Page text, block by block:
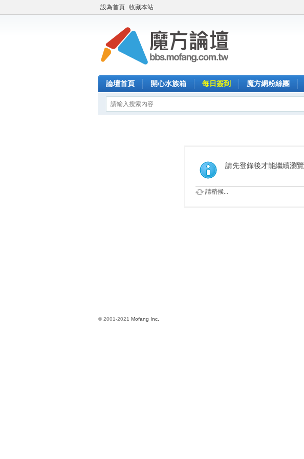
設為首頁 收藏本站
論壇首頁 開心水族箱 每日簽到 魔方網粉絲團
請先登錄後才能繼續瀏覽
請稍候...
© 2001-2021 Mofang Inc.